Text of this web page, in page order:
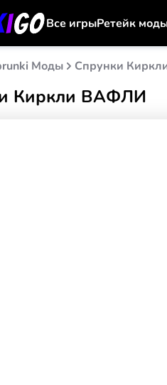
Все игрыРетейк
Моды Спрунки
Киркли ВАФЛИ